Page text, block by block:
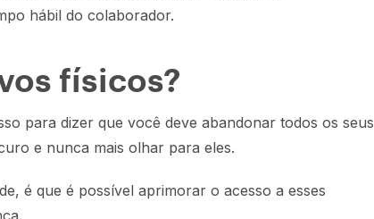
hábil do colaborador.
físicos?
para dizer que você deve abandonar todos os seus
e nunca mais olhar para eles.
é que é possível aprimorar o acesso a esses